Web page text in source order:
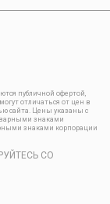
публичной офертой,
отличаться от цен в
сайта. Цены указаны с
знаками
знаками корпорации
СО